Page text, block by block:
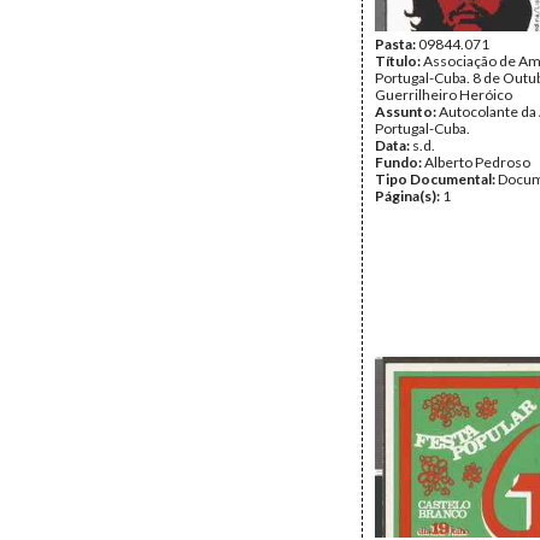
Pasta:09844.071
Título:Associação de
Portugal-Cuba. 8 de
Guerrilheiro Heróico
Assunto:Autocolante da
Portugal-Cuba.
Data: s.d.
Fundo:Alberto Pedroso
Tipo Documental:
Página(s): 1